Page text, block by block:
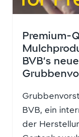
Premium-
BVB‘s
BVB, ein
der